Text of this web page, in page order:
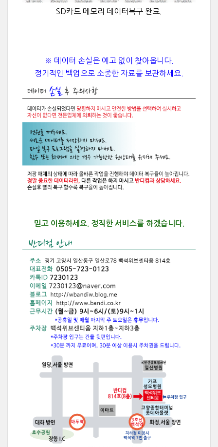
SD카드 메모리 데이터복구 완료.
※ 데이터 손실은 예고 없이 찾아옵니다.
정기적인 백업으로 소중한 자료를 보관하세요.
믿고 이용하세요. 정직한 서비스를 하겠습니다.